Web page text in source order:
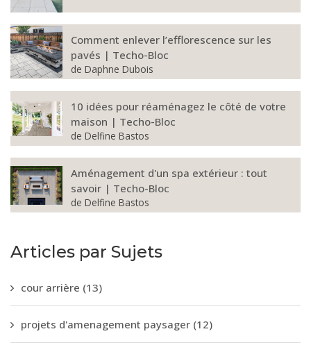
Comment enlever l’efflorescence sur les
pavés | Techo-Bloc
de Daphne Dubois
10 idées pour réaménagez le côté de votre
maison | Techo-Bloc
de Delfine Bastos
Aménagement d'un spa extérieur : tout
savoir | Techo-Bloc
de Delfine Bastos
Articles par Sujets
cour arrière (13)
projets d'amenagement paysager (12)